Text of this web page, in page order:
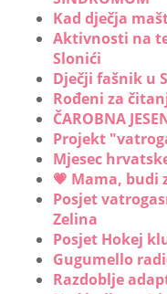
Kad dječja
Aktivnosti na
Slonići
Dječji fašnik u
Rođeni za
ČAROBNA
Projekt
Mjesec
💗 Mama, budi
Posjet
Zelina
Posjet Hokej
Gugumello
Razdoblje